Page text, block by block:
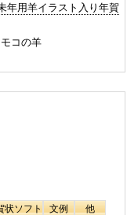
年用羊イラスト入り年賀
コの羊
状ソフト 文例 他